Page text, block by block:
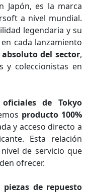
Japón, es la marca
a nivel mundial.
legendaria y su
cada lanzamiento
del sector,
y coleccionistas en
de Tokyo
producto 100%
y acceso directo a
Esta relación
de servicio que
ofrecer.
piezas de repuesto